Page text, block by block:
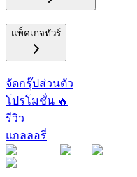
แพ็คเกจทัวร์
จัดกรุ๊ปส่วนตัว
โปรโมชั่น 🔥
รีวิว
แกลลอรี่